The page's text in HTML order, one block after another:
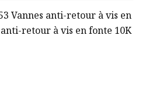
Vannes anti-retour à vis en
anti-retour à vis en fonte 10K